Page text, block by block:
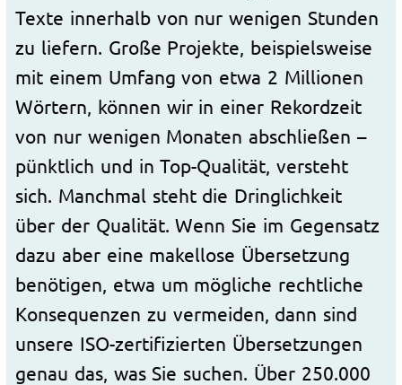
Texte innerhalb von nur wenigen Stunden
zu liefern. Große Projekte, beispielsweise
mit einem Umfang von etwa 2 Millionen
Wörtern, können wir in einer Rekordzeit
von nur wenigen Monaten abschließen –
pünktlich und in Top-Qualität, versteht
sich. Manchmal steht die Dringlichkeit
über der Qualität. Wenn Sie im Gegensatz
dazu aber eine makellose Übersetzung
benötigen, etwa um mögliche rechtliche
Konsequenzen zu vermeiden, dann sind
unsere ISO-zertifizierten Übersetzungen
genau das, was Sie suchen. Über 250.000